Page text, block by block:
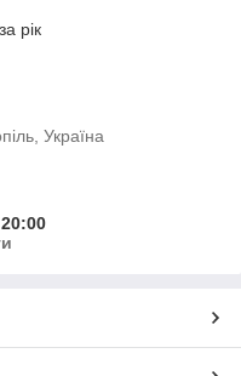
рік
Україна